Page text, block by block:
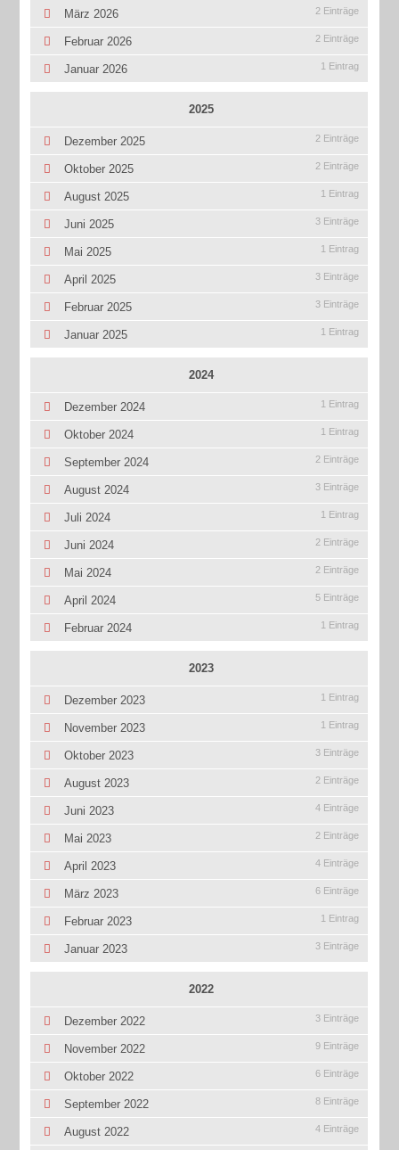
März 2026 2 Einträge
Februar 2026 2 Einträge
Januar 2026 1 Eintrag
2025
Dezember 2025 2 Einträge
Oktober 2025 2 Einträge
August 2025 1 Eintrag
Juni 2025 3 Einträge
Mai 2025 1 Eintrag
April 2025 3 Einträge
Februar 2025 3 Einträge
Januar 2025 1 Eintrag
2024
Dezember 2024 1 Eintrag
Oktober 2024 1 Eintrag
September 2024 2 Einträge
August 2024 3 Einträge
Juli 2024 1 Eintrag
Juni 2024 2 Einträge
Mai 2024 2 Einträge
April 2024 5 Einträge
Februar 2024 1 Eintrag
2023
Dezember 2023 1 Eintrag
November 2023 1 Eintrag
Oktober 2023 3 Einträge
August 2023 2 Einträge
Juni 2023 4 Einträge
Mai 2023 2 Einträge
April 2023 4 Einträge
März 2023 6 Einträge
Februar 2023 1 Eintrag
Januar 2023 3 Einträge
2022
Dezember 2022 3 Einträge
November 2022 9 Einträge
Oktober 2022 6 Einträge
September 2022 8 Einträge
August 2022 4 Einträge